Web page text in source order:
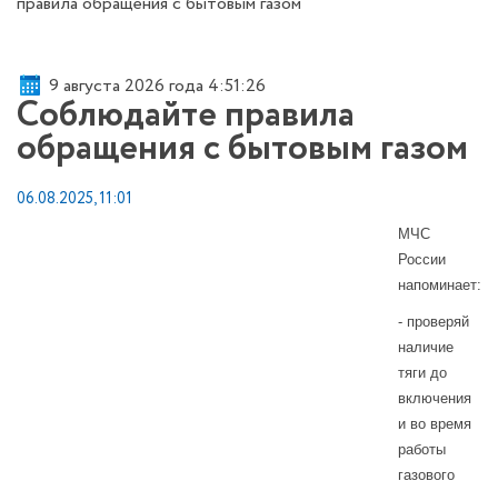
9 августа 2026 года 4:51:26
Cоблюдайте прaвила
обращения с бытовым газом
06.08.2025, 11:01
МЧС
России
напоминает:
- проверяй
наличие
тяги до
включения
и во время
работы
газового